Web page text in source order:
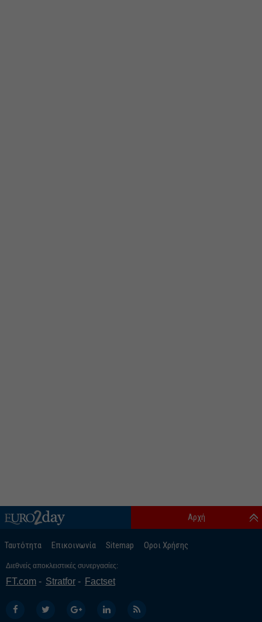
Ταυτότητα Επικοινωνία Sitemap Οροι Χρήσης
Αρχή
Διεθνείς αποκλειστικές συνεργασίες:
FT.com Stratfor Factset